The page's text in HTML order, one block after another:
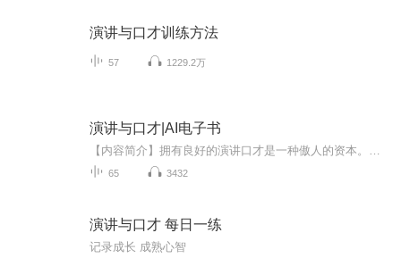
演讲与口才训练方法
57 1229.2万
演讲与口才|AI电子书
65 3432
演讲与口才 每日一练
记录成长 成熟心智